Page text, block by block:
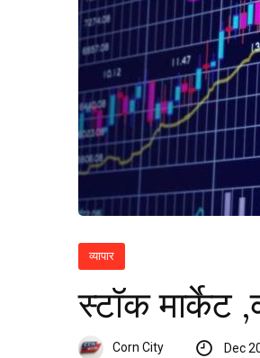
व्यापार
स्टॉक
Corn City Dec